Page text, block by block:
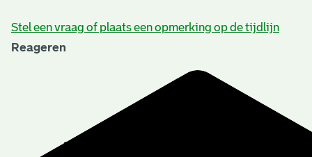
Stel een vraag of plaats een opmerking op de tijdlijn
Reageren